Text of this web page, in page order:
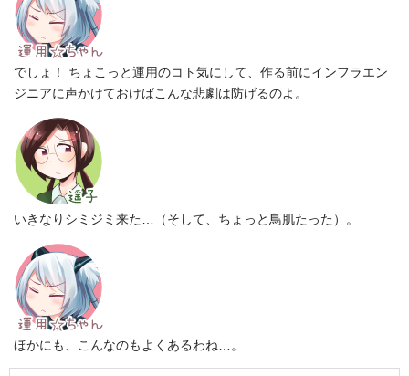
でしょ！ ちょこっと運用のコト気にして、作る前にインフラエン
ジニアに声かけておけばこんな悲劇は防げるのよ。
いきなりシミジミ来た…（そして、ちょっと鳥肌たった）。
ほかにも、こんなのもよくあるわね…。